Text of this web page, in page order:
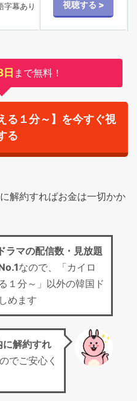
字幕あり
日 まで無料！
る１分～】を今すぐ視
る
解約すればお金は一切かか
ラマの配信数・見放題
なので、「カイロ
１分～」以外の韓国ド
めます
に解約すれ
のでご安心く